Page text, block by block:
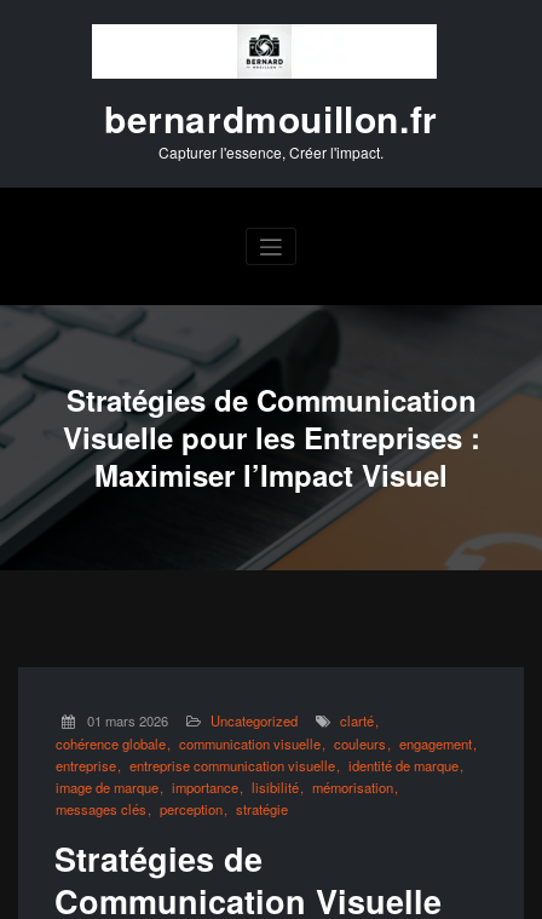
bernardmouillon.fr
Capturer l'essence, Créer l'impact.
Stratégies de Communication
Visuelle pour les Entreprises :
Maximiser l’Impact Visuel
01 mars 2026 Uncategorized
clarté
cohérence globale
communication visuelle couleurs
engagement
entreprise
entreprise communication visuelle
identité de marque
image de marque
importance lisibilité
mémorisation
messages clés
perception stratégie
Stratégies de
Communication Visuelle